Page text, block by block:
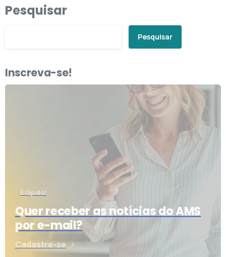
Pesquisar
Pesquisar
Inscreva-se!
É rápido!
Quer receber as notícias do AMS
por e-mail?
Cadastre-se